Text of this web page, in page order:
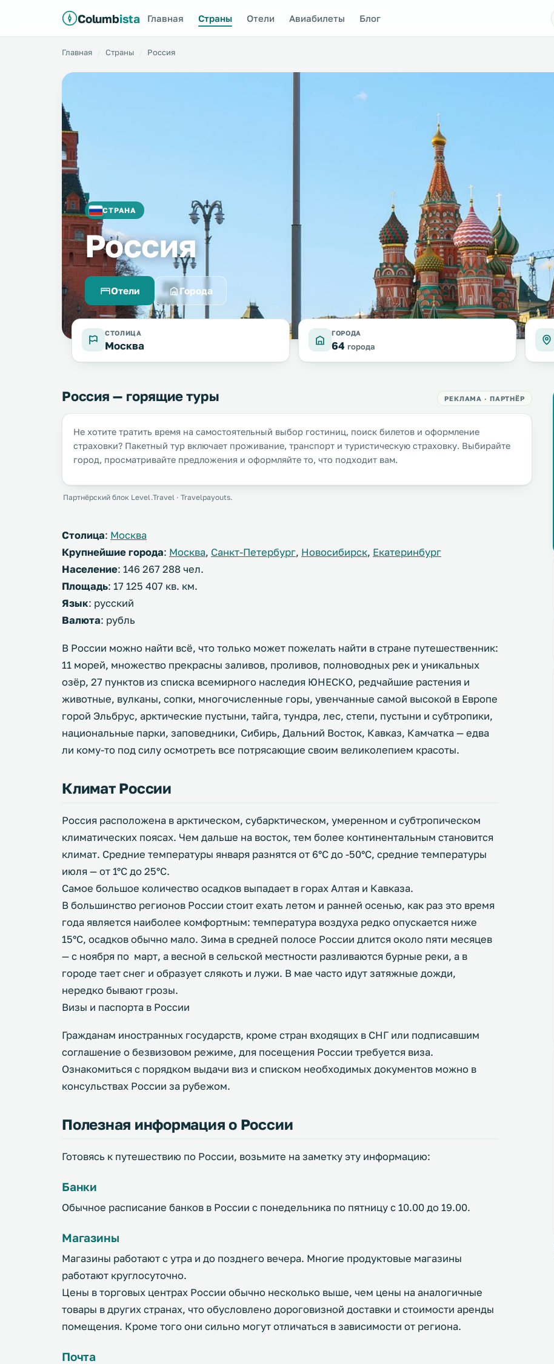
Columbista Главная Страны Отели Авиабилеты Блог
Главная Страны Россия
СТРАНА
Россия
Отели Города
СТОЛИЦА
Москва
ГОРОДА
64 города
Россия — горящие туры РЕКЛАМА · ПАРТНЁР
Не хотите тратить время на самостоятельный выбор гостиниц, поиск билетов и оформление
страховки? Пакетный тур включает проживание, транспорт и туристическую страховку. Выбирайте
город, просматривайте предложения и оформляйте то, что подходит вам.
Партнёрский блок Level.Travel · Travelpayouts.
Столица: Москва
Крупнейшие города: Москва, Санкт-Петербург, Новосибирск, Екатеринбург
Население: 146 267 288 чел.
Площадь: 17 125 407 кв. км.
Язык: русский
Валюта: рубль
В России можно найти всё, что только может пожелать найти в стране путешественник:
11 морей, множество прекрасны заливов, проливов, полноводных рек и уникальных
озёр, 27 пунктов из списка всемирного наследия ЮНЕСКО, редчайшие растения и
животные, вулканы, сопки, многочисленные горы, увенчанные самой высокой в Европе
горой Эльбрус, арктические пустыни, тайга, тундра, лес, степи, пустыни и субтропики,
национальные парки, заповедники, Сибирь, Дальний Восток, Кавказ, Камчатка — едва
ли кому-то под силу осмотреть все потрясающие своим великолепием красоты.
Климат России
Россия расположена в арктическом, субарктическом, умеренном и субтропическом
климатических поясах. Чем дальше на восток, тем более континентальным становится
климат. Средние температуры января разнятся от 6°C до -50°C, средние температуры
июля — от 1°C до 25°C.
Самое большое количество осадков выпадает в горах Алтая и Кавказа.
В большинство регионов России стоит ехать летом и ранней осенью, как раз это время
года является наиболее комфортным: температура воздуха редко опускается ниже
15°C, осадков обычно мало. Зима в средней полосе России длится около пяти месяцев
— с ноября по март, а весной в сельской местности разливаются бурные реки, а в
городе тает снег и образует слякоть и лужи. В мае часто идут затяжные дожди,
нередко бывают грозы.
Визы и паспорта в России
Гражданам иностранных государств, кроме стран входящих в СНГ или подписавшим
соглашение о безвизовом режиме, для посещения России требуется виза.
Ознакомиться с порядком выдачи виз и списком необходимых документов можно в
консульствах России за рубежом.
Полезная информация о России
Готовясь к путешествию по России, возьмите на заметку эту информацию:
Банки
Обычное расписание банков в России с понедельника по пятницу с 10.00 до 19.00.
Магазины
Магазины работают с утра и до позднего вечера. Многие продуктовые магазины
работают круглосуточно.
Цены в торговых центрах России обычно несколько выше, чем цены на аналогичные
товары в других странах, что обусловлено дороговизной доставки и стоимости аренды
помещения. Кроме того они сильно могут отличаться в зависимости от региона.
Почта